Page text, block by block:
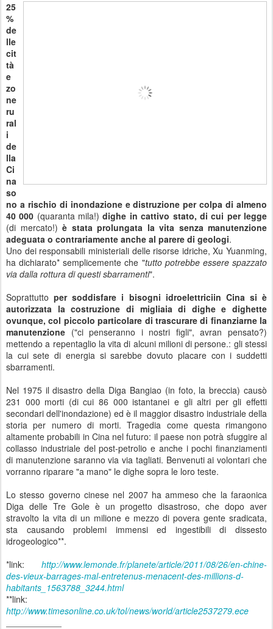
25
%
de
lle
cit
tà
e
zo
ne
ru
ral
i
de
lla
Ci
na
so
no a rischio di inondazione e distruzione per colpa di almeno
40 000 (quaranta mila!) dighe in cattivo stato, di cui per legge
(di mercato!) è stata prolungata la vita senza manutenzione
adeguata o contrariamente anche al parere di geologi.
Uno dei responsabili ministeriali delle risorse idriche, Xu Yuanming,
ha dichiarato* semplicemente che "tutto potrebbe essere spazzato
via dalla rottura di questi sbarramenti".
Soprattuttoper soddisfare i bisogni idroelettriciin Cina si è
autorizzata la costruzione di migliaia di dighe e dighette
ovunque, col piccolo particolare di trascurare di finanziarne la
manutenzione ("ci penseranno i nostri figli", avran pensato?)
mettendo a repentaglio la vita di alcuni milioni di persone.: gli stessi
la cui sete di energia si sarebbe dovuto placare con i suddetti
sbarramenti.
Nel 1975 il disastro della Diga Bangiao (in foto, la breccia) causò
231 000 morti (di cui 86 000 istantanei e gli altri per gli effetti
secondari dell'inondazione) ed è il maggior disastro industriale della
storia per numero di morti. Tragedia come questa rimangono
altamente probabili in Cina nel futuro: il paese non potrà sfuggire al
collasso industriale del post-petrolio e anche i pochi finanziamenti
di manutenzione saranno via via tagliati. Benvenuti ai volontari che
vorranno riparare "a mano" le dighe sopra le loro teste.
Lo stesso governo cinese nel 2007 ha ammeso che la faraonica
Diga delle Tre Gole è un progetto disastroso, che dopo aver
stravolto la vita di un milione e mezzo di povera gente sradicata,
sta causando problemi immensi ed ingestibili di dissesto
idrogeologico**.
*link: http://www.lemonde.fr/planete/article/2011/08/26/en-chine-
des-vieux-barrages-mal-entretenus-menacent-des-millions-d-
habitants_1563788_3244.html
**link:
http://www.timesonline.co.uk/tol/news/world/article2537279.ece